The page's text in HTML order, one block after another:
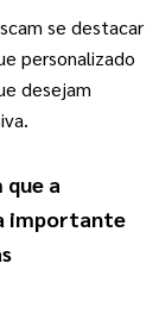
se destacar
personalizado
desejam
importante